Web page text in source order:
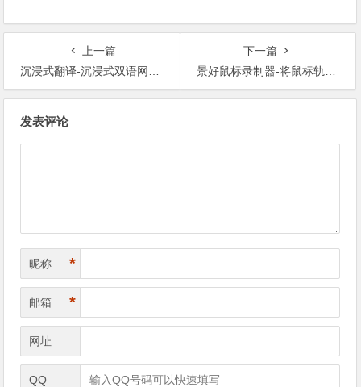
上一篇
沉浸式翻译-沉浸式双语网页翻译插件
下一篇
景好鼠标录制器-将鼠标轨迹和键盘动作录制下来后重新（可循环）播放的小工具
发表评论
昵称 *
邮箱 *
网址
QQ